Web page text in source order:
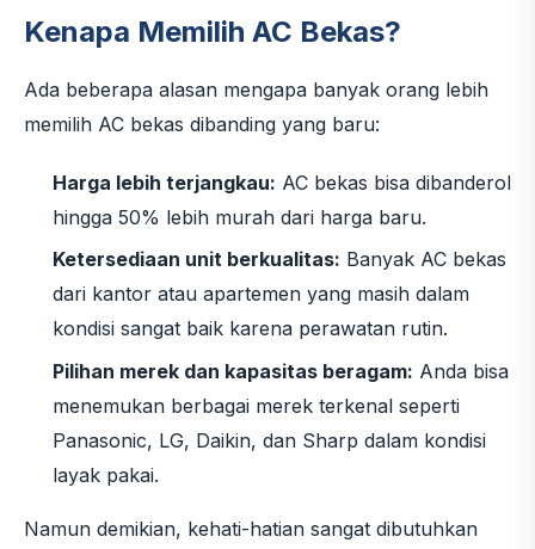
Kenapa Memilih AC Bekas?
Ada beberapa alasan mengapa banyak orang lebih
memilih AC bekas dibanding yang baru:
Harga lebih terjangkau: AC bekas bisa dibanderol
hingga 50% lebih murah dari harga baru.
Ketersediaan unit berkualitas: Banyak AC bekas
dari kantor atau apartemen yang masih dalam
kondisi sangat baik karena perawatan rutin.
Pilihan merek dan kapasitas beragam: Anda bisa
menemukan berbagai merek terkenal seperti
Panasonic, LG, Daikin, dan Sharp dalam kondisi
layak pakai.
Namun demikian, kehati-hatian sangat dibutuhkan